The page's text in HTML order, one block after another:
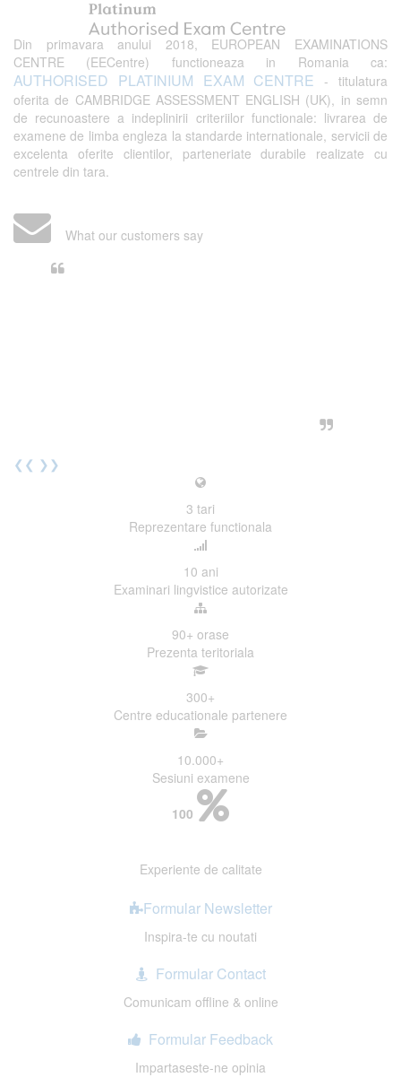
Din primavara anului 2018, EUROPEAN EXAMINATIONS
CENTRE (EECentre) functioneaza in Romania ca:
AUTHORISED PLATINIUM EXAM CENTRE - titulatura
oferita de CAMBRIDGE ASSESSMENT ENGLISH (UK), in semn
de recunoastere a indeplinirii criteriilor functionale: livrarea de
examene de limba engleza la standarde internationale, servicii de
excelenta oferite clientilor, parteneriate durabile realizate cu
centrele din tara.
What our customers say
❮❮ ❯❯
3 tari
Reprezentare functionala
10 ani
Examinari lingvistice autorizate
90+ orase
Prezenta teritoriala
300+
Centre educationale partenere
10.000+
Sesiuni examene
100
Experiente de calitate
Formular Newsletter
Inspira-te cu noutati
Formular Contact
Comunicam offline & online
Formular Feedback
Impartaseste-ne opinia